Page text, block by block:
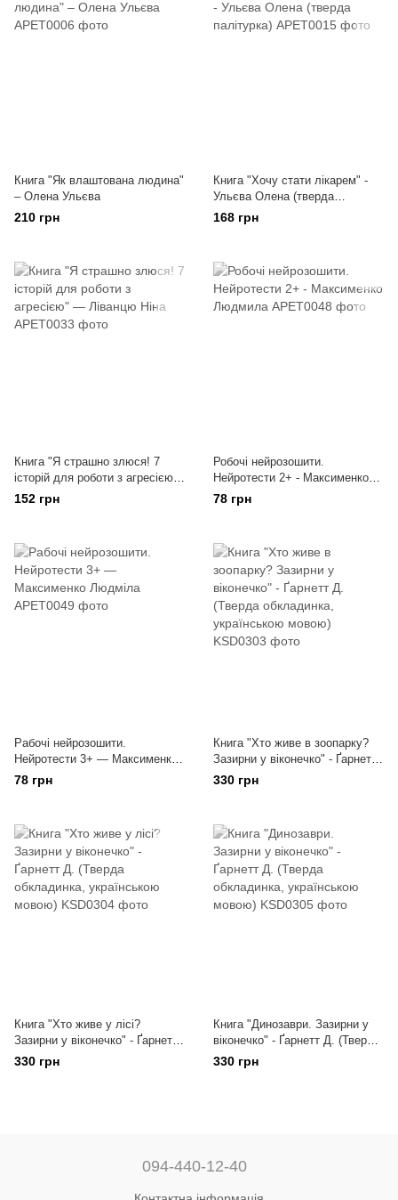
Книга "Як влаштована людина"
– Олена Ульєва
210 грн
Книга "Хочу стати лікарем" -
Ульєва Олена (тверда
палітурка)
168 грн
Книга "Я страшно злюся! 7
історій для роботи з агресією"
— Ліванцю Ніна
152 грн
Робочі нейрозошити.
Нейротести 2+ - Максименко
Людмила
78 грн
Рабочі нейрозошити.
Нейротести 3+ — Максименко
Людміла
78 грн
Книга "Хто живе в зоопарку?
Зазирни у віконечко" - Ґарнетт
Д. (Тверда обкладинка,
українською мовою)
330 грн
Книга "Хто живе у лісі?
Зазирни у віконечко" - Ґарнетт
Д. (Тверда обкладинка,
українською мовою)
330 грн
Книга "Динозаври. Зазирни у
віконечко" - Ґарнетт Д. (Тверда
обкладинка, українською
мовою)
330 грн
094-440-12-40